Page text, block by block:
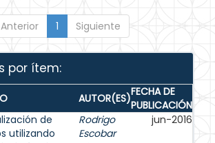
Anterior 1 Siguiente
por ítem:
AUTOR(ES)FECHA DE
PUBLICACIÓN
de
utilizando
Rodrigo
Escobar
jun-2016